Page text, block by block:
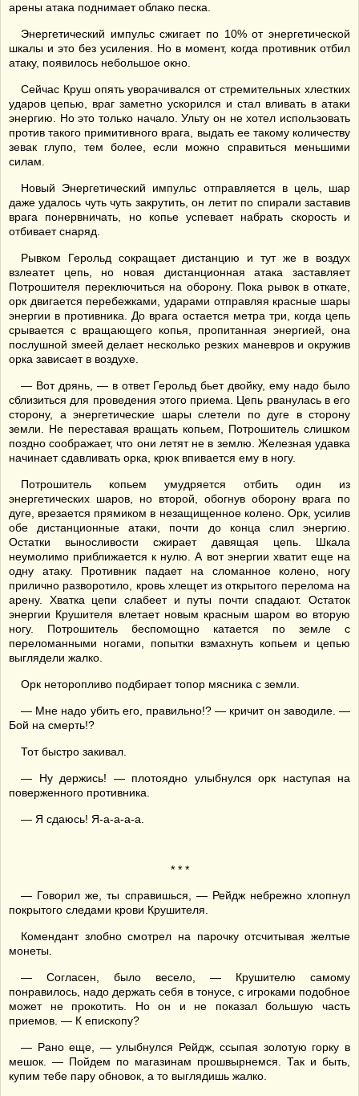
арены атака поднимает облако песка.
Энергетический импульс сжигает по 10% от энергетической
шкалы и это без усиления. Но в момент, когда противник отбил
атаку, появилось небольшое окно.
Сейчас Круш опять уворачивался от стремительных хлестких
ударов цепью, враг заметно ускорился и стал вливать в атаки
энергию. Но это только начало. Ульту он не хотел использовать
против такого примитивного врага, выдать ее такому количеству
зевак глупо, тем более, если можно справиться меньшими
силам.
Новый Энергетический импульс отправляется в цель, шар
даже удалось чуть чуть закрутить, он летит по спирали заставив
врага понервничать, но копье успевает набрать скорость и
отбивает снаряд.
Рывком Герольд сокращает дистанцию и тут же в воздух
взлеатет цепь, но новая дистанционная атака заставляет
Потрошителя переключиться на оборону. Пока рывок в откате,
орк двигается перебежками, ударами отправляя красные шары
энергии в противника. До врага остается метра три, когда цепь
срывается с вращающего копья, пропитанная энергией, она
послушной змеей делает несколько резких маневров и окружив
орка зависает в воздухе.
— Вот дрянь, — в ответ Герольд бьет двойку, ему надо было
сблизиться для проведения этого приема. Цепь рванулась в его
сторону, а энергетические шары слетели по дуге в сторону
земли. Не переставая вращать копьем, Потрошитель слишком
поздно соображает, что они летят не в землю. Железная удавка
начинает сдавливать орка, крюк впивается ему в ногу.
Потрошитель копьем умудряется отбить один из
энергетических шаров, но второй, обогнув оборону врага по
дуге, врезается прямиком в незащищенное колено. Орк, усилив
обе дистанционные атаки, почти до конца слил энергию.
Остатки выносливости сжирает давящая цепь. Шкала
неумолимо приближается к нулю. А вот энергии хватит еще на
одну атаку. Противник падает на сломанное колено, ногу
прилично разворотило, кровь хлещет из открытого перелома на
арену. Хватка цепи слабеет и путы почти спадают. Остаток
энергии Крушителя влетает новым красным шаром во вторую
ногу. Потрошитель беспомощно катается по земле с
переломанными ногами, попытки взмахнуть копьем и цепью
выглядели жалко.
Орк неторопливо подбирает топор мясника с земли.
— Мне надо убить его, правильно!? — кричит он заводиле. —
Бой на смерть!?
Тот быстро закивал.
— Ну держись! — плотоядно улыбнулся орк наступая на
поверженного противника.
— Я сдаюсь! Я-а-а-а-а.
* * *
— Говорил же, ты справишься, — Рейдж небрежно хлопнул
покрытого следами крови Крушителя.
Комендант злобно смотрел на парочку отсчитывая желтые
монеты.
— Согласен, было весело, — Крушителю самому
понравилось, надо держать себя в тонусе, с игроками подобное
может не прокотить. Но он и не показал большую часть
приемов. — К епископу?
— Рано еще, — улыбнулся Рейдж, ссыпая золотую горку в
мешок. — Пойдем по магазинам прошвырнемся. Так и быть,
купим тебе пару обновок, а то выглядишь жалко.